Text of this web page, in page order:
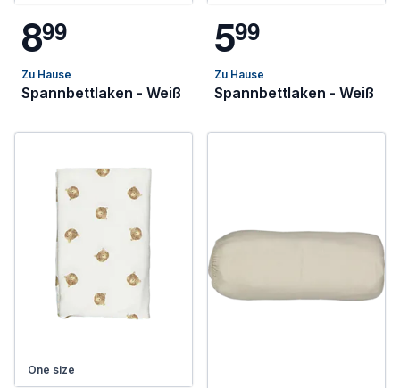
899
Zu Hause
Spannbettlaken - Weiß
599
Zu Hause
Spannbettlaken - Weiß
One size